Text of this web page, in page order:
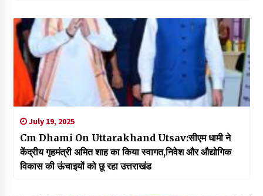
July 19, 2025
Cm Dhami On Uttarakhand Utsav:सीएम धामी ने
केंद्रीय गृहमंत्री अमित शाह का किया स्वागत,निवेश और औद्योगिक
विकास की ऊंचाइयों को छू रहा उत्तराखंड